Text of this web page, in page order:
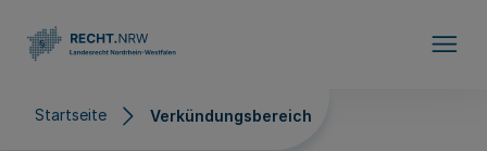
Startseite Verkündungsbereich